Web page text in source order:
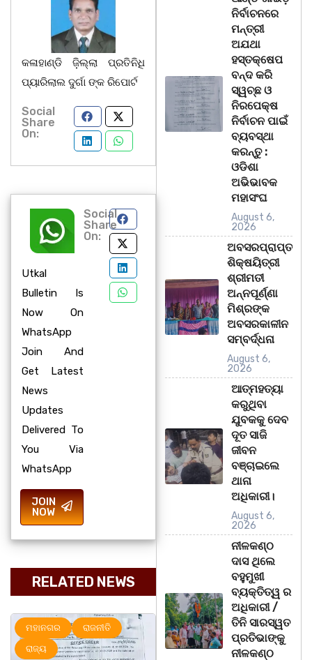
କଳାହାଣ୍ଡି ଜ଼ିଲ୍ଲା ପ୍ରତିନିଧି
ପ୍ୟାରିଲାଲ ଦୁର୍ଗା ଙ୍କ ରିପୋର୍ଟ
Social
Share
On:
Utkal
Bulletin Is
Now On
WhatsApp
Join And
Get Latest
News
Updates
Delivered To
You Via
WhatsApp
JOIN
NOW
Social
Share
On:
RELATED NEWS
ରାଜନୀତି ରାଜ୍ୟ ମହାନଗର
ନିର୍ବାଚନରେ
ମନ୍ତ୍ରୀ
ଅଯଥା
ହସ୍ତକ୍ଷେପ
ବନ୍ଦ କରି
ସ୍ୱଚ୍ଛ ଓ
ନିରପେକ୍ଷ
ନିର୍ବାଚନ ପାଇଁ
ବ୍ୟବସ୍ଥା
କରନ୍ତୁ :
ଓଡିଶା
ଅଭିଭାବକ
ମହାସଂଘ
August 6,
2026
ଅବସରପ୍ରାପ୍ତ
ଶିକ୍ଷୟିତ୍ରୀ
ଶ୍ରୀମତୀ
ଅନ୍ନପୂର୍ଣ୍ଣା
ମିଶ୍ରଙ୍କ
ଅବସରକାଳୀନ
ସମ୍ବର୍ଦ୍ଧନା
August 6,
2026
ଆତ୍ମହତ୍ୟା
କରୁଥିବା
ଯୁବକକୁ ଦେବ
ଦୂତ ସାଜି
ଜୀବନ
ବଞ୍ଚାଇଲେ
ଥାନା
ଅଧିକାରୀ।
August 6,
2026
ନୀଳକଣ୍ଠ
ଦାସ ଥିଲେ
ବହୁମୁଖୀ
ବ୍ୟକ୍ତିତ୍ୱ ର
ଅଧିକାରୀ /
ତିନି ସାରସ୍ୱତ
ପ୍ରତିଭାଙ୍କୁ
ନୀଳକଣ୍ଠ